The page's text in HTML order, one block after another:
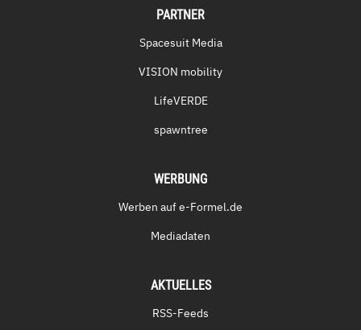
PARTNER
Spacesuit Media
VISION mobility
LifeVERDE
spawntree
WERBUNG
Werben auf e-Formel.de
Mediadaten
AKTUELLES
RSS-Feeds